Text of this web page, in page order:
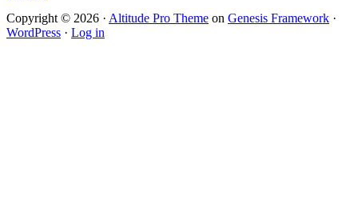
Copyright © 2026 · Altitude Pro Theme on Genesis Framework ·
WordPress · Log in